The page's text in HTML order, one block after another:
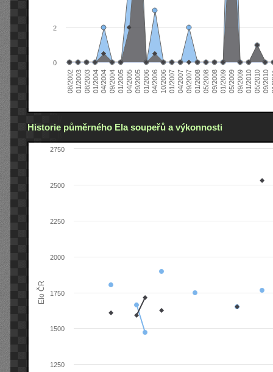
08/200201/200308/200301/200404/200409/200401/200504/200509/200501/200604/200610/200601/200704/200709/200701/200805/200809/200801/200905/200909/200901/201005/201009/2010
0
2
Historie půměrného Ela soupeřů a výkonnosti
Elo ČR
1250
1500
1750
2000
2250
2500
2750